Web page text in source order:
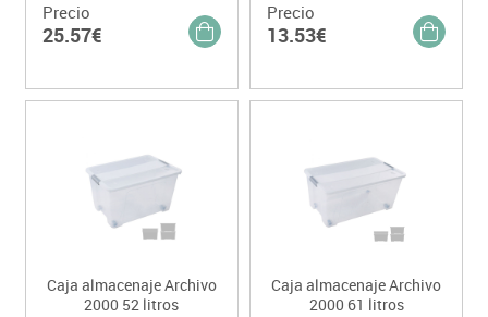
Precio
25.57€
Precio
13.53€
Caja almacenaje Archivo
2000 52 litros
Caja almacenaje Archivo
2000 61 litros